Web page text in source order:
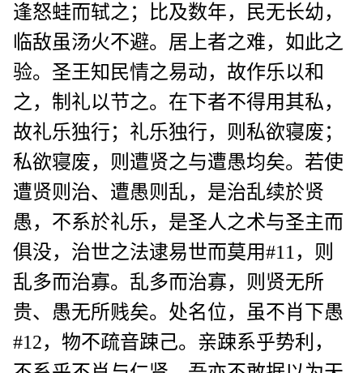
逢怒蛙而轼之；比及数年，民无长幼，
临敌虽汤火不避。居上者之难，如此之
验。圣王知民情之易动，故作乐以和
之，制礼以节之。在下者不得用其私，
故礼乐独行；礼乐独行，则私欲寝废；
私欲寝废，则遭贤之与遭愚均矣。若使
遭贤则治、遭愚则乱，是治乱续於贤
愚，不系於礼乐，是圣人之术与圣主而
俱没，治世之法逮易世而莫用#11，则
乱多而治寡。乱多而治寡，则贤无所
贵、愚无所贱矣。处名位，虽不肖下愚
#12，物不疏音踈己。亲踈系乎势利，